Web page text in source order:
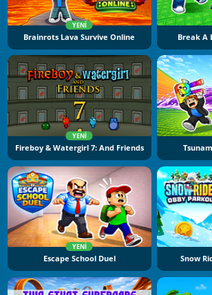
YENI
Brainrots Lava Survive Online Break A
YENI
Fireboy & Watergirl 7: And Friends
YENI
Escape School Duel Snow